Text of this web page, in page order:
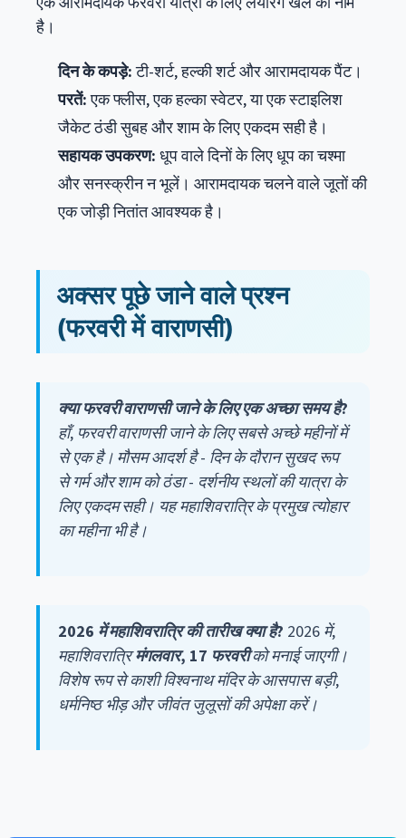
है।
दिन के कपड़े:टी-शर्ट, हल्की शर्ट और आरामदायक पैंट।
परतें:एक फ्लीस, एक हल्का स्वेटर, या एक स्टाइलिश
जैकेट ठंडी सुबह और शाम के लिए एकदम सही है।
सहायक उपकरण: धूप वाले दिनों के लिए धूप का चश्मा
और सनस्क्रीन न भूलें। आरामदायक चलने वाले जूतों की
एक जोड़ी नितांत आवश्यक है।
अक्सर पूछे जाने वाले प्रश्न
(फरवरी में वाराणसी)
क्या फरवरी वाराणसी जाने के लिए एक अच्छा समय है?
हाँ, फरवरी वाराणसी जाने के लिए सबसे अच्छे महीनों में
से एक है। मौसम आदर्श है - दिन के दौरान सुखद रूप
से गर्म और शाम को ठंडा - दर्शनीय स्थलों की यात्रा के
लिए एकदम सही। यह महाशिवरात्रि के प्रमुख त्योहार
का महीना भी है।
2026 में महाशिवरात्रि की तारीख क्या है? 2026 में,
महाशिवरात्रिमंगलवार, 17 फरवरीको मनाई जाएगी।
विशेष रूप से काशी विश्वनाथ मंदिर के आसपास बड़ी,
धर्मनिष्ठ भीड़ और जीवंत जुलूसों की अपेक्षा करें।